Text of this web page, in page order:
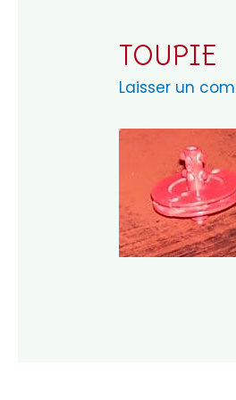
TOUPIE
Laisser un